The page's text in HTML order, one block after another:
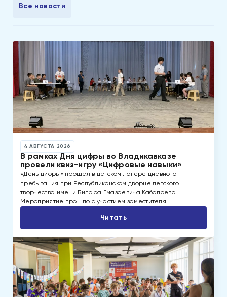
Все новости
4 АВГУСТА 2026
В рамках Дня цифры во Владикавказе
провели квиз-игру «Цифровые навыки»
«День цифры» прошёл в детском лагере дневного
пребывания при Республиканском дворце детского
творчества имени Билара Емазаевича Кабалоева.
Мероприятие прошло с участием заместителя…
Читать